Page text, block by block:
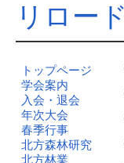
リロード
トップページ
学会案内
入会・退会
年次大会
春季行事
北方森林研究
北方林業